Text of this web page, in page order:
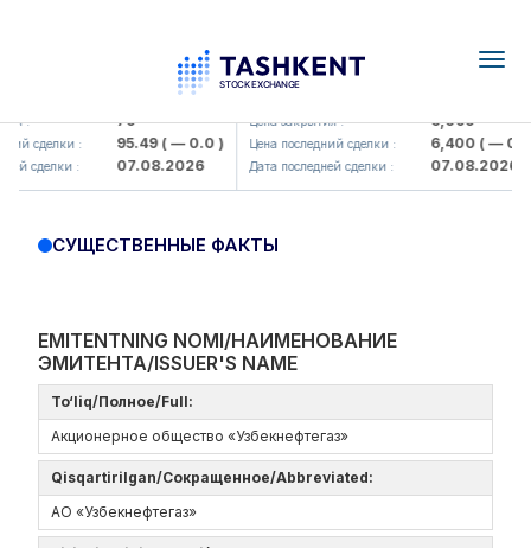
: 79
сделки : 95.49( — 0.0 )
сделки : 07.08.2026
UZMK (<O'zmetkombinat> AJ)
Цена закрытия : 6,099
Цена последний сделки : 6,400( — 0.0 )
Дата последней сделки : 07.08.2026
СУЩЕСТВЕННЫЕ ФАКТЫ
EMITENTNING NOMI/НАИМЕНОВАНИЕ
ЭМИТЕНТА/ISSUER'S NAME
To‘liq/Полное/Full:
Акционерное общество «Узбекнефтегаз»
Qisqartirilgan/Сокращенное/Abbreviated:
АО «Узбекнефтегаз»